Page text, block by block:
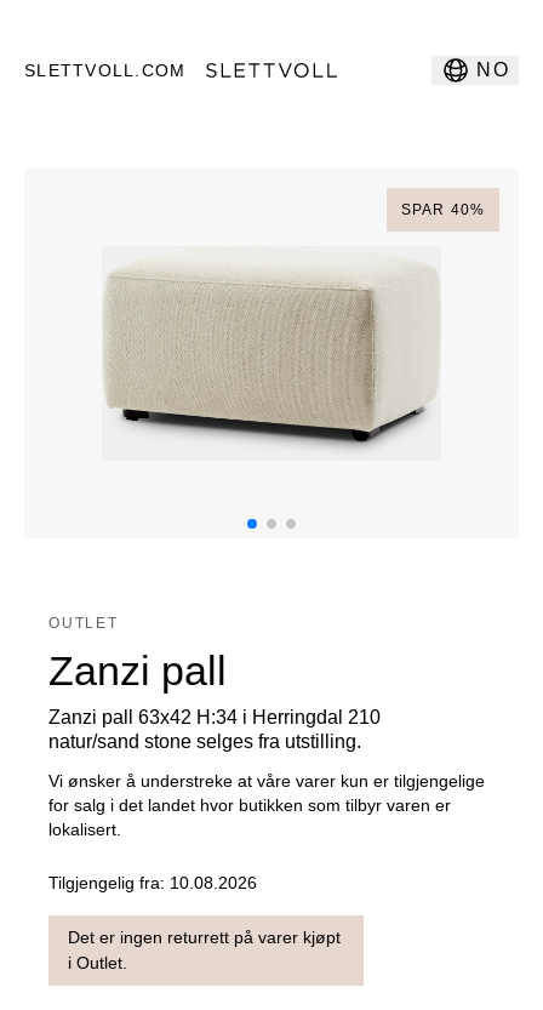
SLETTVOLL.COM NO
SPAR 40%
OUTLET
Zanzi pall
Zanzi pall 63x42 H:34 i Herringdal 210
natur/sand stone selges fra utstilling.
Vi ønsker å understreke at våre varer kun er tilgjengelige
for salg i det landet hvor butikken som tilbyr varen er
lokalisert.
Tilgjengelig fra: 10.08.2026
Det er ingen returrett på varer kjøpt
i Outlet.